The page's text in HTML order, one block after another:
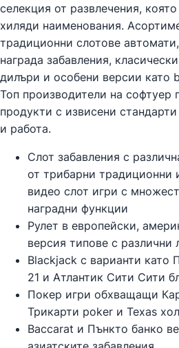
селекция от развлечения,
хиляди наименования.
традиционни слотове
награда забавления,
дилъри и особени версии като
Топ производители на софтуер
продукти с извисени
и работа.
Слот забавления с
от трибарни традиционни
видео слот игри с
наградни функции
Рулет в европейски,
версия типове с различни
Blackjack с варианти като
21 и Атлантик Сити Сити
Покер игри обхващащи
Трикарти poker и Texas
Baccarat и Пънкто банко